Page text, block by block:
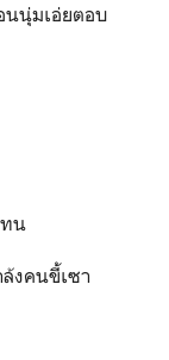
นนุ่มเอ่ยตอบ
น
งคนขี้เซา